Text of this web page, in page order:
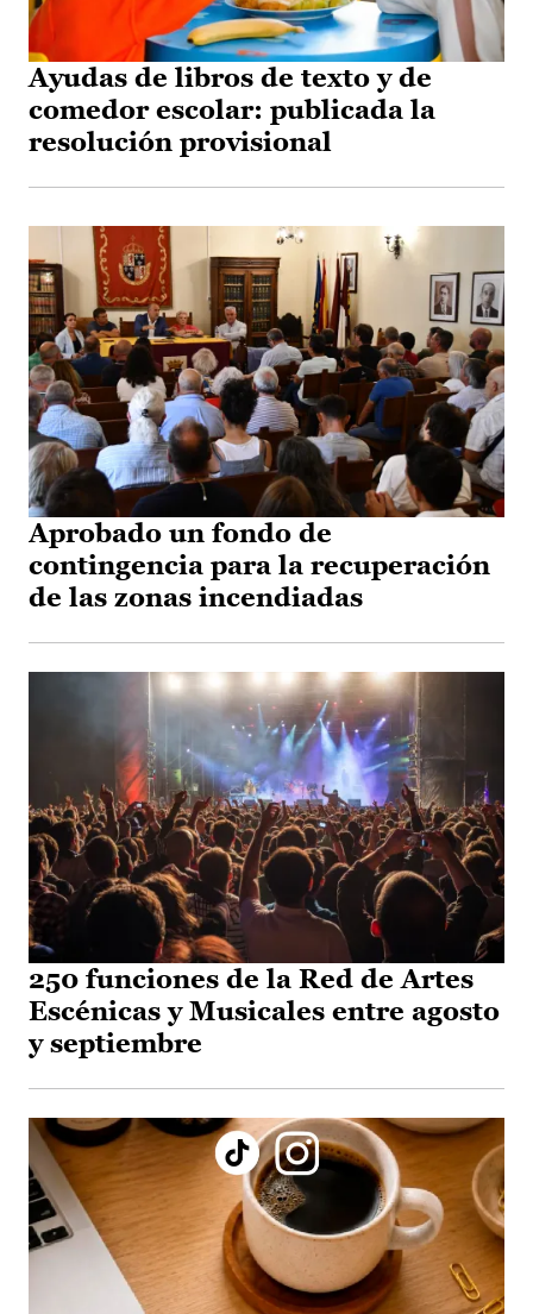
Ayudas de libros de texto y de
comedor escolar: publicada la
resolución provisional
Aprobado un fondo de
contingencia para la recuperación
de las zonas incendiadas
250 funciones de la Red de Artes
Escénicas y Musicales entre agosto
y septiembre